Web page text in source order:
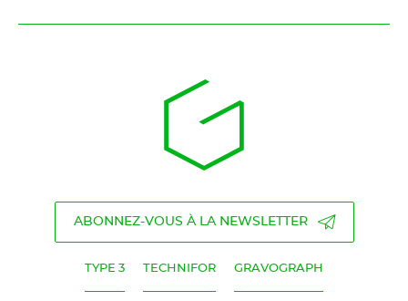
ABONNEZ-VOUS À LA NEWSLETTER
TYPE 3 TECHNIFOR GRAVOGRAPH